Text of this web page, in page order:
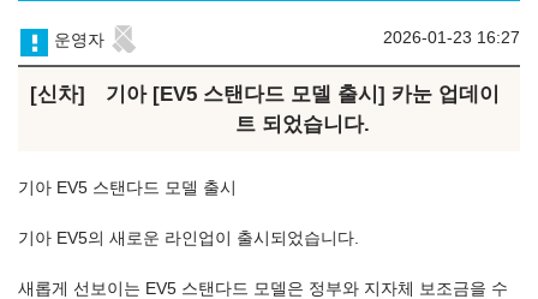
운영자 2026-01-23 16:27
신차
기아 [EV5 스탠다드 모델 출시] 카눈 업데이
트 되었습니다.
기아 EV5 스탠다드 모델 출시
기아 EV5의 새로운 라인업이 출시되었습니다.
새롭게 선보이는 EV5 스탠다드 모델은 정부와 지자체 보조금을 수